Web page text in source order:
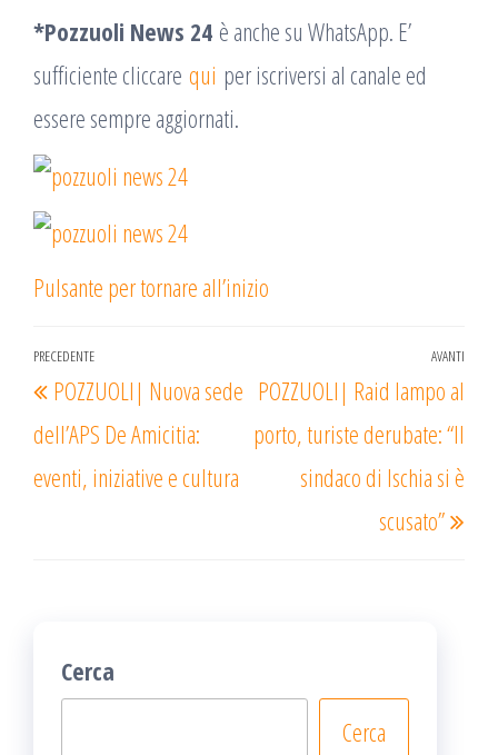
*Pozzuoli News 24 è anche su WhatsApp. E’
sufficiente cliccare qui per iscriversi al canale ed
essere sempre aggiornati.
Pulsante per tornare all’inizio
Navigazione
articoli
Articolo
precedente
PRECEDENTE
POZZUOLI| Nuova sede
dell’APS De Amicitia:
eventi, iniziative e cultura
AVANTI
POZZUOLI| Raid lampo al
porto, turiste derubate: “Il
sindaco di Ischia si è
scusato”
Cerca
Cerca